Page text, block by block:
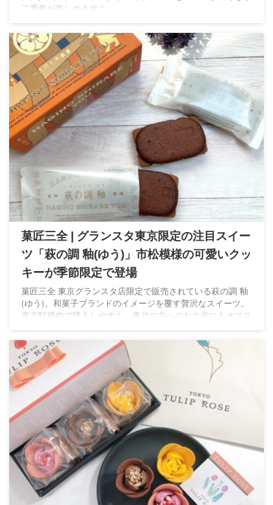
二重奏が楽しめます！
菓匠三全 | グランスタ東京限定の注目スイー
ツ「萩の調 釉(ゆう)」市松模様の可愛いクッ
キーが季節限定で登場
菓匠三全 東京グランスタ店限定で販売されている萩の調 釉
(ゆう)。和菓子ブランドのイメージを覆す贅沢なスイーツ。
東京駅構内で購入しやすく、東北の方へのお土産にもオスス